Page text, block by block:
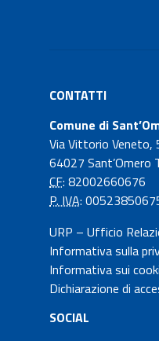
CONTATTI
Comune di
Via Vittorio Veneto,
64027 Sant’Omero
CF: 82002660676
P. IVA:
URP – Ufficio
Informativa sulla
Informativa sui
Dichiarazione di
SOCIAL